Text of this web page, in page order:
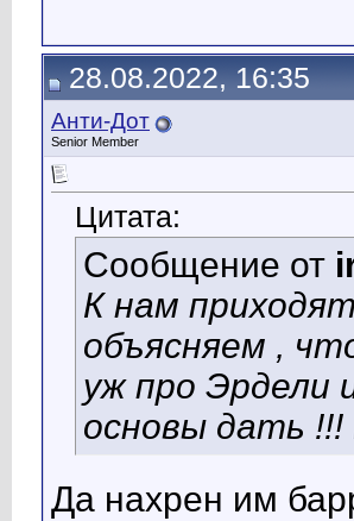
28.08.2022, 16:35
Анти-Дот
Senior Member
Цитата:
Сообщение от
К нам
объясняем ,
уж про Эрдели
основы дать
Да нахрен им